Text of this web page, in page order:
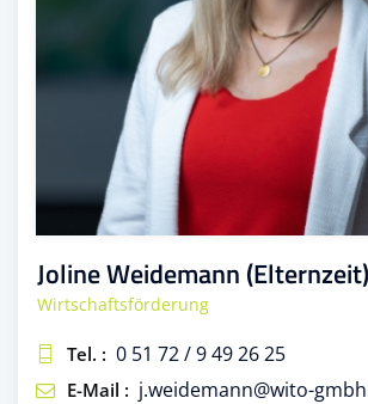
Joline Weidemann (Elternzeit)
Wirtschaftsförderung
Tel. : 0 51 72 / 9 49 26 25
E-Mail : j.weidemann@wito-